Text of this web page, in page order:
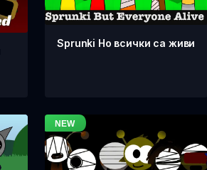
Sprunki Но всички са живи